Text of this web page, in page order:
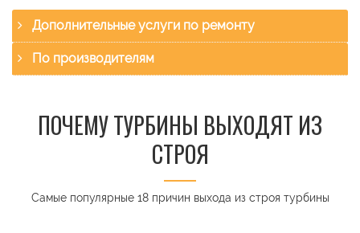
Дополнительные услуги по ремонту
По производителям
ПОЧЕМУ ТУРБИНЫ ВЫХОДЯТ ИЗ
СТРОЯ
Самые популярные 18 причин выхода из строя турбины